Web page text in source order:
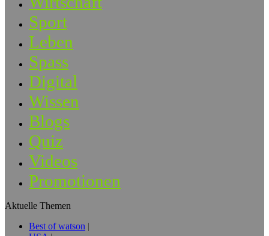
Sport
Leben
Spass
Digital
Wissen
Blogs
Quiz
Videos
Promotionen
Aktuelle Themen
Best of watson